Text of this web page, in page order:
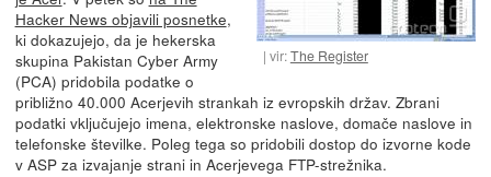
vir:The Register
Hacker News objavili posnetke,
ki dokazujejo, da je hekerska
skupina Pakistan Cyber Army
(PCA) pridobila podatke o
približno 40.000 Acerjevih strankah iz evropskih držav. Zbrani
podatki vključujejo imena, elektronske naslove, domače naslove in
telefonske številke. Poleg tega so pridobili dostop do izvorne kode
v ASP za izvajanje strani in Acerjevega FTP-strežnika.